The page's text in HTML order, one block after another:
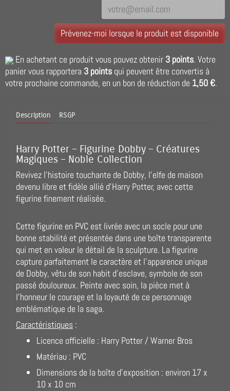
Prévenez-moi lorsque le produit est disponible
En achetant ce produit vous pouvez obtenir 3 points. Votre
panier vous rapportera 3 points qui peuvent être convertis à
votre prochaine commande, en un bon de réduction de 1,50 €.
Description RSGP
Harry Potter – Figurine Dobby – Créatures
Magiques – Noble Collection
Revivez l’histoire touchante de Dobby, l’elfe de maison
devenu libre et fidèle allié d’Harry Potter, avec cette
figurine finement réalisée.
Cette figurine en PVC est livrée avec un socle pour une
bonne stabilité et présentée dans une boîte transparente
qui met en valeur le détail de la sculpture. La figurine
capture parfaitement le caractère et l’apparence unique
de Dobby, vêtu de son habit d’esclave, symbole de son
passé douloureux. Peinte avec soin, la pièce met à
l’honneur le courage et la loyauté de ce personnage
emblématique de la saga.
Caractéristiques :
Licence officielle : Harry Potter / Warner Bros
Matériau : PVC
Dimensions de la boîte d'exposition : environ 17 x
10 x 10 cm